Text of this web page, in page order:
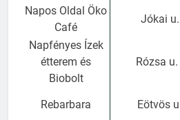
Napos Oldal Öko
Café
Jókai
Napfényes Ízek
étterem és
Biobolt
Rózsa
Rebarbara Eötvös